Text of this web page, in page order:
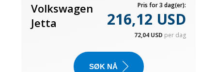
Volkswagen
Jetta
Pris for 3 dag(er):
216,12 USD
72,04 USD per dag
SØK NÅ